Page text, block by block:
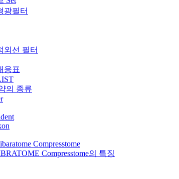
광필터
외선 필터
응표
의 종류
Compresstome
Compresstome의 특징